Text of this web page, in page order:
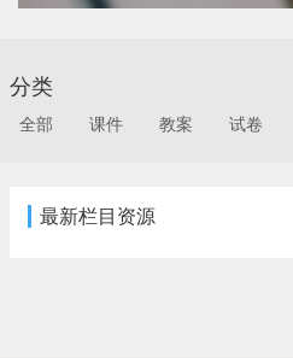
分类
全部 课件 教案 试卷
最新栏目资源